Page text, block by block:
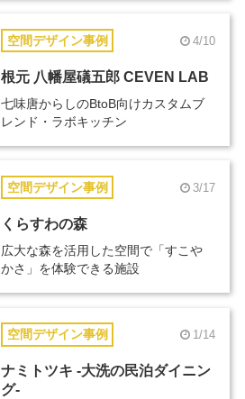
空間デザイン事例 4/10
根元 八幡屋礒五郎 CEVEN LAB
七味唐からしのBtoB向けカスタムブ
レンド・ラボキッチン
空間デザイン事例 3/17
くらすわの森
広大な森を活用した空間で「すこや
かさ」を体験できる施設
空間デザイン事例 1/14
ナミトツキ -大洗の民泊ダイニン
グ-